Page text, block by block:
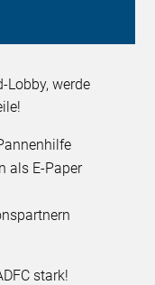
Lobby, werde
als E-Paper
stark!